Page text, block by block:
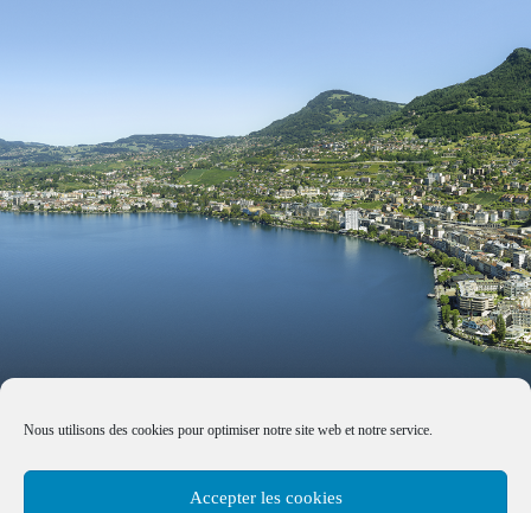
Nous utilisons des cookies pour optimiser notre site web et notre service.
Accepter les cookies